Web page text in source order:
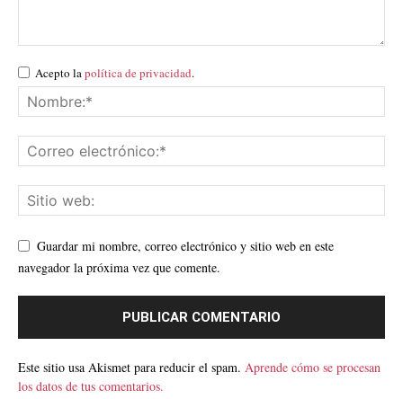
Acepto lapolítica de privacidad.
Guardar mi nombre, correo electrónico y sitio web en este
navegador la próxima vez que comente.
Este sitio usa Akismet para reducir el spam. Aprende cómo se procesan
los datos de tus comentarios.